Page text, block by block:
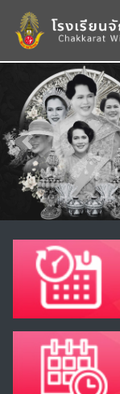
Previous